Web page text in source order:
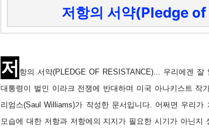
저항의 서약(Pledge
저 항의 서약(PLEDGE OF RESISTANCE)... 우리에겐 잘
대통령이 벌인 이라크 전쟁에 반대하며 미국 아나키스트 작
리엄스(Saul Williams)가 작성한 문서입니다. 어쩌면 우리
모습에 대한 저항과 저항에의 지지가 필요한 시기가 아닌지